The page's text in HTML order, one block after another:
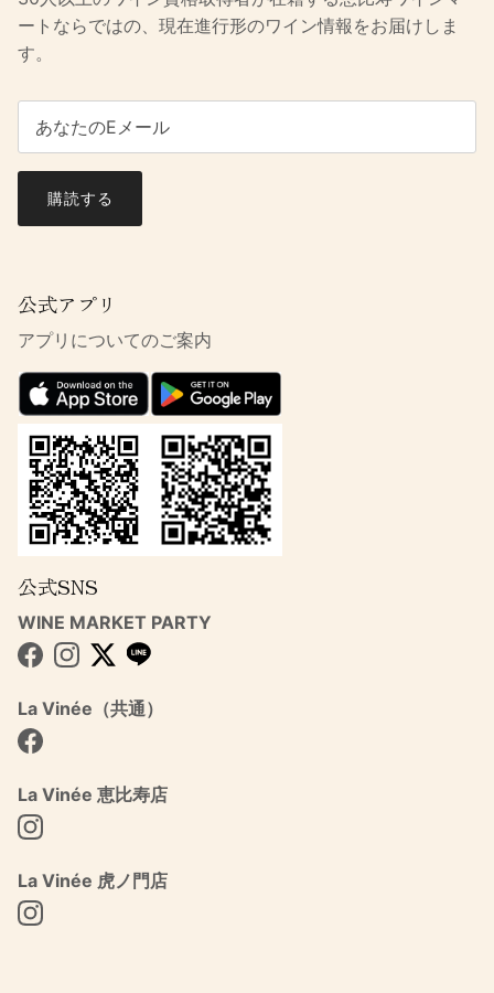
ートならではの、現在進行形のワイン情報をお届けしま
す。
購読する
公式アプリ
アプリについてのご案内
公式SNS
WINE MARKET PARTY
Facebook
Instagram
Twitter
La Vinée（共通）
Facebook
La Vinée 恵比寿店
Instagram
La Vinée 虎ノ門店
Instagram